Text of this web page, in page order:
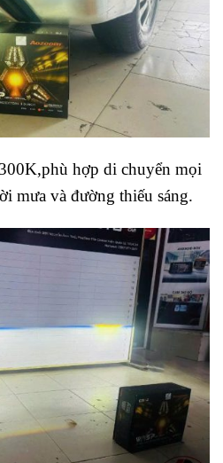
hợp di chuyển mọi
mưa và đường thiếu sáng.